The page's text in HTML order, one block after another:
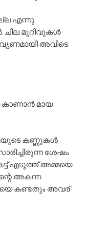
എന്നു
മുറിവുകൾ
അവിടെ
കാണാൻ മായ
കണ്ണുകൾ
ശേഷം
എടുത്ത് അമ്മയെ
അകന്ന
കണ്ടതും അവര്